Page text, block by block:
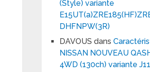
(Style) variante
DHFNPW(3R)
DAVOUS dans
NISSAN NOUVEAU
4WD (130ch) variante